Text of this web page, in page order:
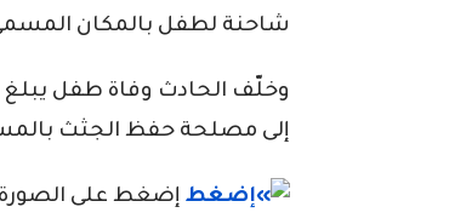
شاحنة لطفل بالمكان
إلى مصلحة حفظ الجثث
إضغط على الصورة